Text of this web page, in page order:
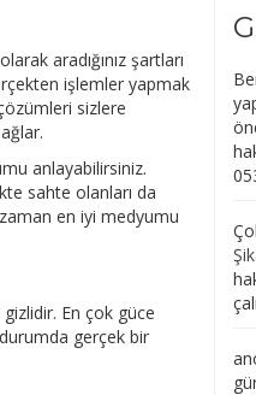
aradığınız şartları
işlemler yapmak
sizlere
anlayabilirsiniz.
sahte olanları da
en iyi medyumu
En çok güce
gerçek bir